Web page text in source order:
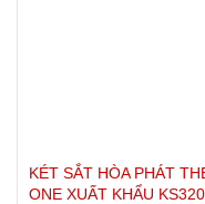
KÉT SẮT HÒA PHÁT
ONE XUẤT KHẨU